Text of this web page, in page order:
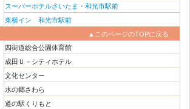
スーパーホテルさいたま・和光市駅前
東横イン 和光市駅前
▲このページのTOPに戻る
四街道総合公園体育館
成田Ｕ－シティホテル
文化センター
水の郷さわら
道の駅くりもと